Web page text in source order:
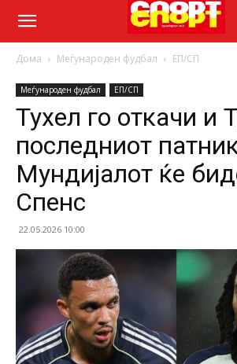
Дома Меѓународен фудбал ЕП/СП
Меѓународен фудбал ЕП/СП
Тухел го откачи и
последниот
Мундијалот ќе
Спенс
22.05.2026 10:00